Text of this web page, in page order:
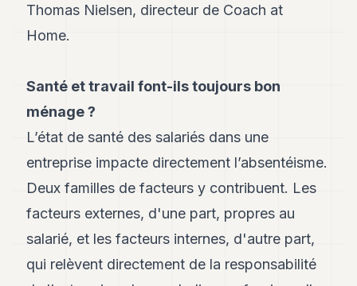
Andy
11
Andy
9
Andy
Andy
7
6
Andy
5
Andy
Thomas Nielsen, directeur de Coach at
Home.
Santé et travail font-ils toujours bon
ménage ?
L’état de santé des salariés dans une
entreprise impacte directement l’absentéisme.
Deux familles de facteurs y contribuent. Les
facteurs externes, d'une part, propres au
salarié, et les facteurs internes, d'autre part,
qui relèvent directement de la responsabilité